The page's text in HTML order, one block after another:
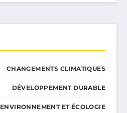
CHANGEMENTS CLIMATIQUES
DÉVELOPPEMENT DURABLE
ENVIRONNEMENT ET ÉCOLOGIE